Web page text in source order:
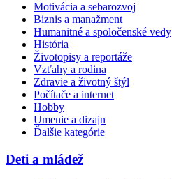
Motivácia a sebarozvoj
Biznis a manažment
Humanitné a spoločenské vedy
História
Životopisy a reportáže
Vzťahy a rodina
Zdravie a životný štýl
Počítače a internet
Hobby
Umenie a dizajn
Ďalšie kategórie
Deti a mládež